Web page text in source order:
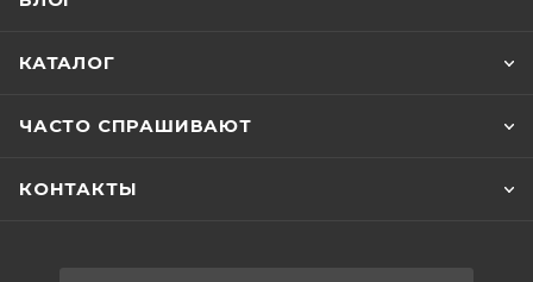
КАТАЛОГ
ЧАСТО СПРАШИВАЮТ
КОНТАКТЫ